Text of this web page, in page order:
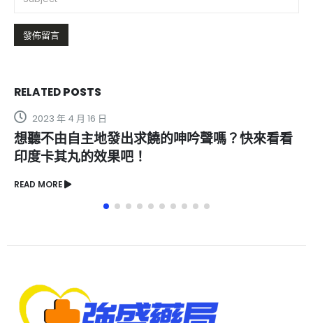
RELATEDPOSTS
2023 年 4 月 16 日
想聽不由自主地發出求饒的呻吟聲嗎？快來看看
印度卡其丸的效果吧！
READ MORE